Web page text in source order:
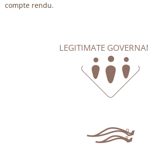
compte rendu.
LEGITIMATE